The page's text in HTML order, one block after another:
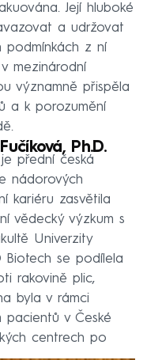
Její hluboké
a udržovat
podmínkách z ní
mezinárodní
významně přispěla
a k porozumění
Ph.D.
přední česká
nádorových
kariéru zasvětila
vědecký výzkum s
Univerzity
Biotech se podílela
rakovině plic,
byla v rámci
pacientů v České
centrech po